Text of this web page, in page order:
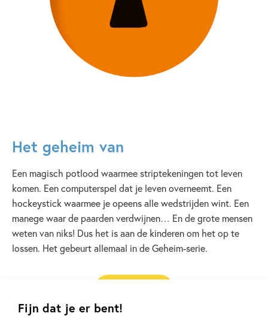
Fijn dat je er bent!
Het geheim van
Een magisch potlood waarmee striptekeningen tot leven
komen. Een computerspel dat je leven overneemt. Een
hockeystick waarmee je opeens alle wedstrijden wint. Een
manege waar de paarden verdwijnen… En de grote mensen
weten van niks! Dus het is aan de kinderen om het op te
lossen. Het gebeurt allemaal in de Geheim-serie.